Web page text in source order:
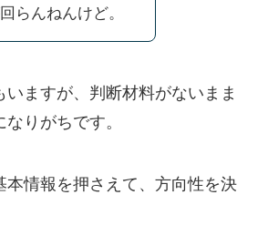
らんねんけど。
いますが、判断材料がないまま
りがちです。
本情報を押さえて、方向性を決